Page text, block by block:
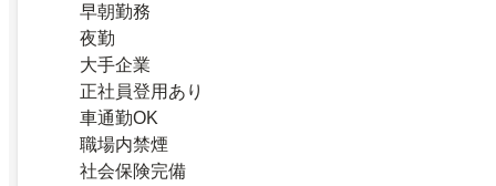
早朝勤務
夜勤
大手企業
正社員登用あり
車通勤OK
職場内禁煙
社会保険完備